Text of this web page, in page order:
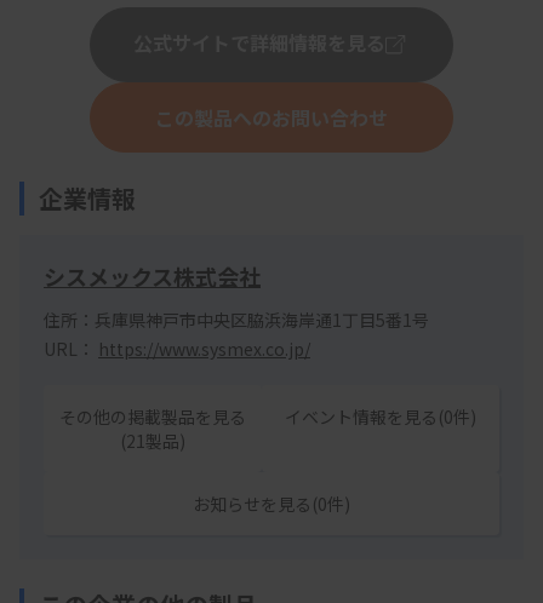
この製品へのお問い合わせ
企業情報
シスメックス株式会社
住所：兵庫県神戸市中央区脇浜海岸通1丁目5番1号
URL： https://www.sysmex.co.jp/
その他の掲載製品を見る
(21製品)
イベント情報を見る(0件)
お知らせを見る(0件)